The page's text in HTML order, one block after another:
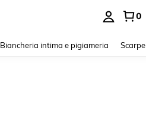
0
Biancheria intima e pigiameria Scarpe